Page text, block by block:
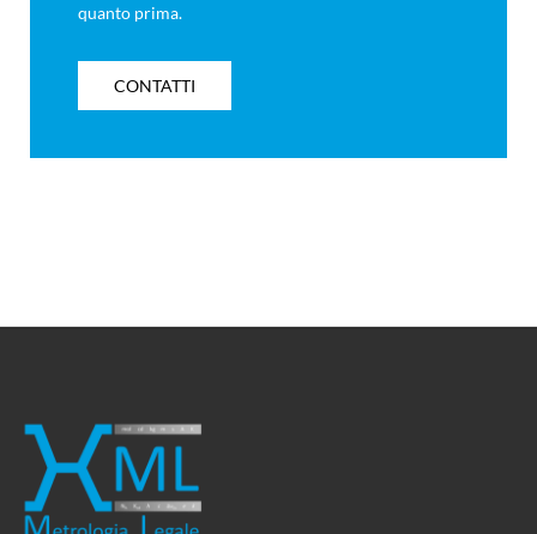
quanto prima.
CONTATTI